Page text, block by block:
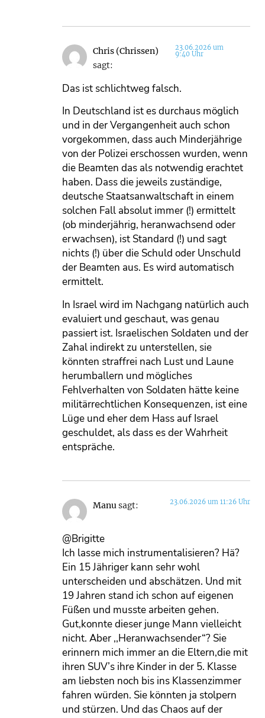
Chris (Chrissen)
sagt:
23.06.2026 um
9:40 Uhr
Das ist schlichtweg falsch.
In Deutschland ist es durchaus möglich
und in der Vergangenheit auch schon
vorgekommen, dass auch Minderjährige
von der Polizei erschossen wurden, wenn
die Beamten das als notwendig erachtet
haben. Dass die jeweils zuständige,
deutsche Staatsanwaltschaft in einem
solchen Fall absolut immer (!) ermittelt
(ob minderjährig, heranwachsend oder
erwachsen), ist Standard (!) und sagt
nichts (!) über die Schuld oder Unschuld
der Beamten aus. Es wird automatisch
ermittelt.
In Israel wird im Nachgang natürlich auch
evaluiert und geschaut, was genau
passiert ist. Israelischen Soldaten und der
Zahal indirekt zu unterstellen, sie
könnten straffrei nach Lust und Laune
herumballern und mögliches
Fehlverhalten von Soldaten hätte keine
militärrechtlichen Konsequenzen, ist eine
Lüge und eher dem Hass auf Israel
geschuldet, als dass es der Wahrheit
entspräche.
Manusagt: 23.06.2026 um 11:26 Uhr
@Brigitte
Ich lasse mich instrumentalisieren? Hä?
Ein 15 Jähriger kann sehr wohl
unterscheiden und abschätzen. Und mit
19 Jahren stand ich schon auf eigenen
Füßen und musste arbeiten gehen.
Gut,konnte dieser junge Mann vielleicht
nicht. Aber ,,Heranwachsender“? Sie
erinnern mich immer an die Eltern,die mit
ihren SUV’s ihre Kinder in der 5. Klasse
am liebsten noch bis ins Klassenzimmer
fahren würden. Sie könnten ja stolpern
und stürzen. Und das Chaos auf der